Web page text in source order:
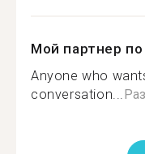
Мой партнер
Anyone who
conversation...